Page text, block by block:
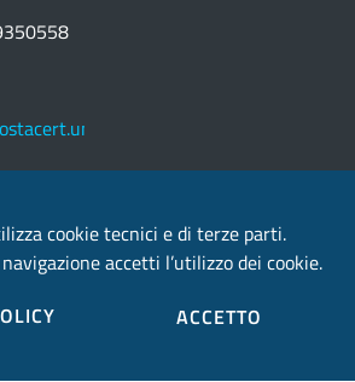
in collaborazione conGruppo
cookie tecnici e di terze parti.
accetti l’utilizzo dei cookie.
ACCETTO